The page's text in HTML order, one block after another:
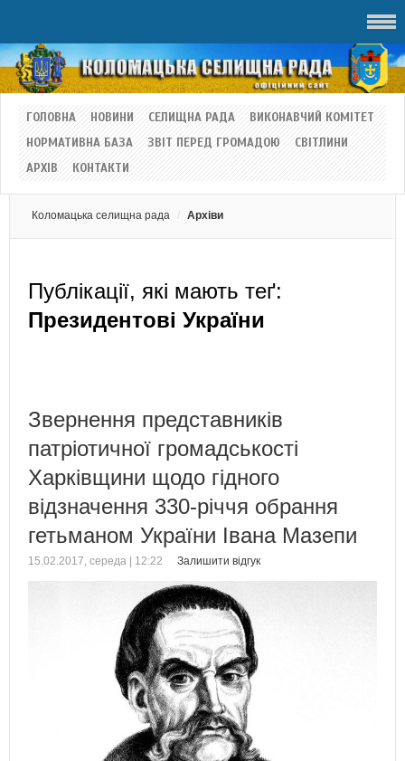
ГОЛОВНА НОВИНИ СЕЛИЩНА РАДА
ВИКОНАВЧИЙ КОМІТЕТ
НОРМАТИВНА БАЗА
ЗВІТ ПЕРЕД ГРОМАДОЮ
СВІТЛИНИ
АРХІВ
КОНТАКТИ
Коломацька селищна рада Архіви
Публікації, які мають теґ:
Президентові України
Звернення представників
патріотичної громадськості
Харківщини щодо гідного
відзначення 330-річчя обрання
гетьманом України Івана Мазепи
15.02.2017, середа | 12:22 Залишити відгук